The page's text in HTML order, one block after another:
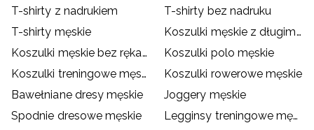
T-shirty z nadrukiem
T-shirty bez nadruku
T-shirty męskie
Koszulki męskie z długim rękawem
Koszulki męskie bez rękawów
Koszulki polo męskie
Koszulki treningowe męskie
Koszulki rowerowe męskie
Bawełniane dresy męskie
Joggery męskie
Spodnie dresowe męskie
Legginsy treningowe męskie